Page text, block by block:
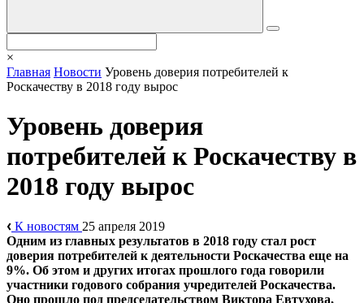
×
Главная Новости Уровень доверия потребителей к
Роскачеству в 2018 году вырос
Уровень доверия
потребителей к Роскачеству в
2018 году вырос
К новостям 25 апреля 2019
Одним из главных результатов в 2018 году стал рост
доверия потребителей к деятельности Роскачества еще на
9%. Об этом и других итогах прошлого года говорили
участники годового собрания учредителей Роскачества.
Оно прошло под председательством Виктора Евтухова,